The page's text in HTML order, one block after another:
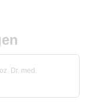
Dr. med.